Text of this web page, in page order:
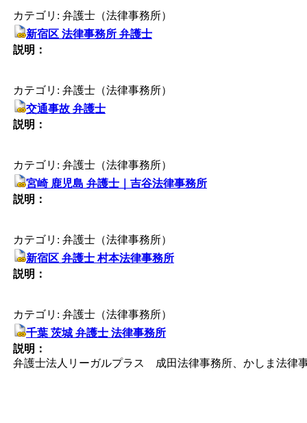
カテゴリ: 弁護士（法律事務所）
新宿区 法律事務所 弁護士
説明：
カテゴリ: 弁護士（法律事務所）
交通事故 弁護士
説明：
カテゴリ: 弁護士（法律事務所）
宮崎 鹿児島 弁護士｜吉谷法律事務所
説明：
カテゴリ: 弁護士（法律事務所）
新宿区 弁護士 村本法律事務所
説明：
カテゴリ: 弁護士（法律事務所）
千葉 茨城 弁護士 法律事務所
説明：
弁護士法人リーガルプラス 成田法律事務所、かしま法律